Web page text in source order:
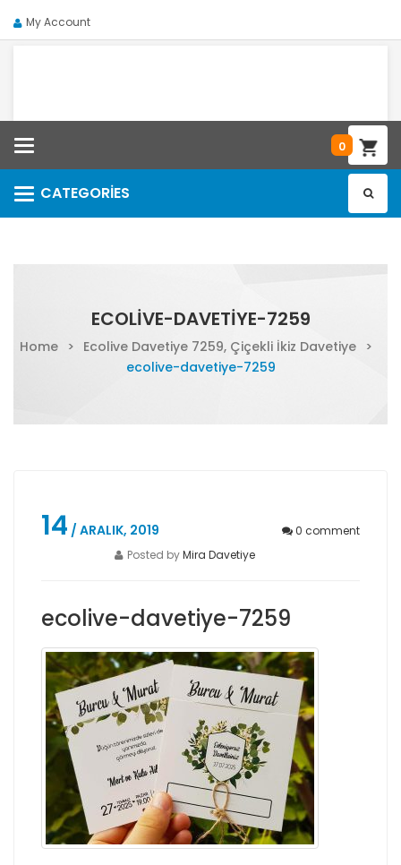
My Account
0
CATEGORIES
Categories
ECOLIVE-DAVETIYE-7259
Home > Ecolive Davetiye 7259, Çiçekli İkiz Davetiye >
ecolive-davetiye-7259
14 / ARALIK, 2019 0 comment
Posted byMira Davetiye
ecolive-davetiye-7259